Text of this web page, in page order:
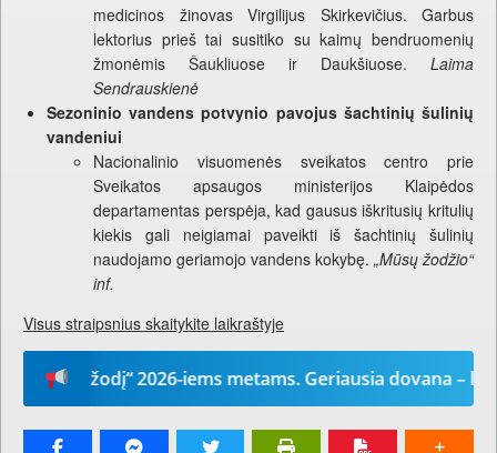
medicinos žinovas Virgilijus Skirkevičius. Garbus
lektorius prieš tai susitiko su kaimų bendruomenių
žmonėmis Šaukliuose ir Daukšiuose. Laima
Sendrauskienė
Sezoninio vandens potvynio pavojus šachtinių šulinių
vandeniui
Nacionalinio visuomenės sveikatos centro prie
Sveikatos apsaugos ministerijos Klaipėdos
departamentas perspėja, kad gausus iškritusių kritulių
kiekis gali neigiamai paveikti iš šachtinių šulinių
naudojamo geriamojo vandens kokybę. „Mūsų žodžio“
inf.
Visus straipsnius skaitykite laikraštyje
žodį“ 2026-iems metams. Geriausia dovana –